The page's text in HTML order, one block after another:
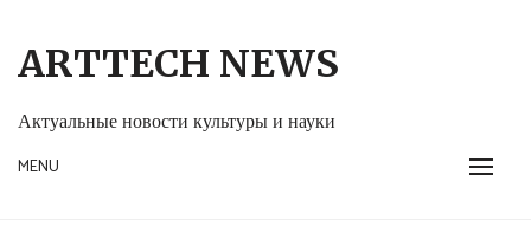
content
ARTTECH NEWS
Актуальные новости культуры и науки
MENU